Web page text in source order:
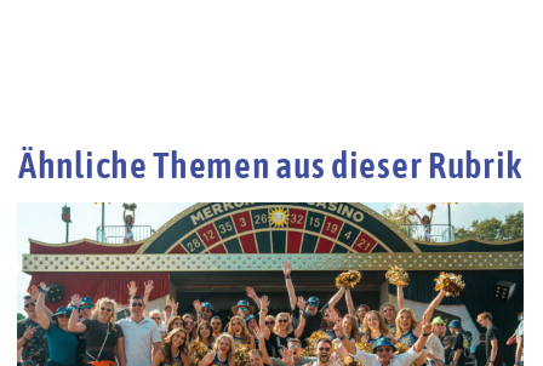
Ähnliche Themen aus dieser Rubrik